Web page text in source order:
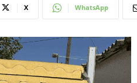
X WhatsApp